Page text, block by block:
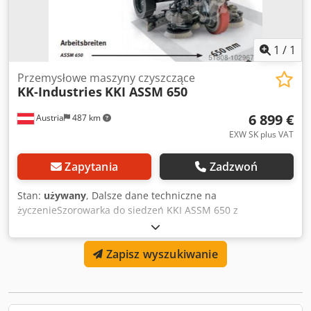
minCzas ładowania akumulatora12 hZasilanie24
VZbiornik(i)Świeża woda40 lBrudna woda42 l
1 / 1
Austria 487 km
Przemysłowe maszyny czyszczące
KK-Industries KKI ASSM 650
6 899 €
EXW SK plus VAT
Zapytania Zadzwoń
Stan: używany, Dalsze dane techniczne na
życzenieSzorowarka do siedzeń KKI ASSM 650 z
automatycznym napędem i szczotkami tarczowymi
Demonstrator cena specjalna 6.899,-- EURO Informacje o
produkcie KKI 650 szorowarka samojezdna,- szorowarka
samojezdna Bardzo kompaktowa szorowarka samojezdna o
skrętu do czyszczenia w miejscach o ograniczonej
Zapisz wyszukiwanie